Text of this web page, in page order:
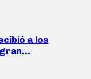
a los